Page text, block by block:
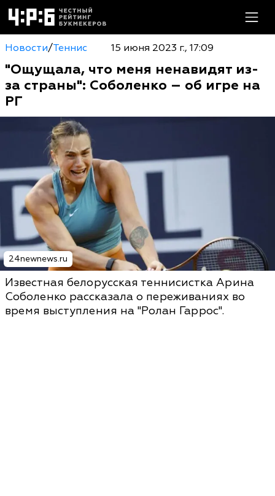
Новости/Теннис 15 июня 2023 г., 17:09
"Ощущала, что меня ненавидят из-
за страны": Соболенко – об игре на
РГ
24newnews.ru
Известная белорусская теннисистка Арина
Соболенко рассказала о переживаниях во
время выступления на "Ролан Гаррос".